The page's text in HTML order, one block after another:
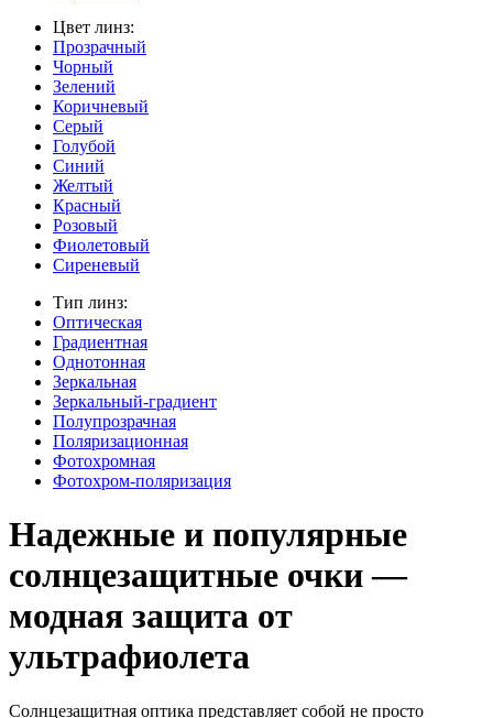
Цвет линз:
Прозрачный
Чорный
Зелений
Коричневый
Серый
Голубой
Синий
Желтый
Красный
Розовый
Фиолетовый
Сиреневый
Тип линз:
Оптическая
Градиентная
Однотонная
Зеркальная
Зеркальный-градиент
Полупрозрачная
Поляризационная
Фотохромная
Фотохром-поляризация
Надежные и популярные
солнцезащитные очки —
модная защита от
ультрафиолета
Солнцезащитная оптика представляет собой не просто